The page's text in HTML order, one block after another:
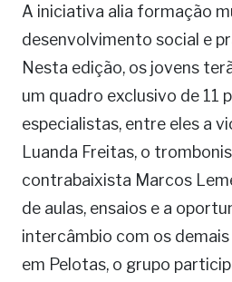
A iniciativa alia formação
desenvolvimento social e
Nesta edição, os jovens
um quadro exclusivo de 11
especialistas, entre eles a
Luanda Freitas, o
contrabaixista Marcos
de aulas, ensaios e a
intercâmbio com os
em Pelotas, o grupo